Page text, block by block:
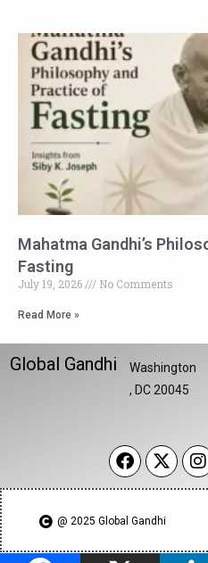
Mahatma Gandhi’s
Fasting
July 19, 2026 No Comments
Read More »
Global Gandhi
Washington
, DC 20045
@ 2025 Global Gandhi​